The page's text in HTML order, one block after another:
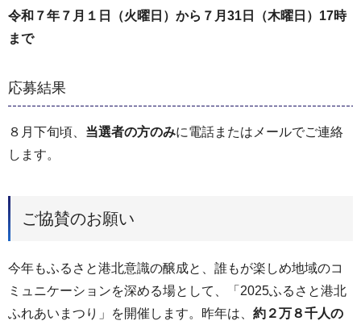
令和７年７月１日（火曜日）から７月31日（木曜日）17時
まで
応募結果
８月下旬頃、 当選者の方のみに電話またはメールでご連絡
します。
ご協賛のお願い
今年もふるさと港北意識の醸成と、誰もが楽しめ地域のコ
ミュニケーションを深める場として、「2025ふるさと港北
ふれあいまつり」を開催します。昨年は、 約２万８千人の